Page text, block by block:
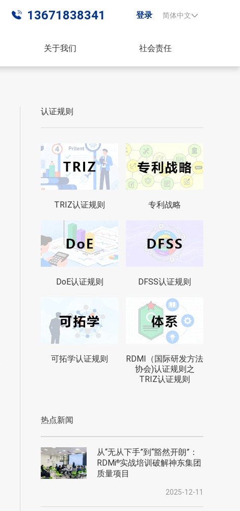
13671838341 登录 简体中文
关于我们 社会责任
认证规则
TRIZ认证规则 专利战略
DoE认证规则 DFSS认证规则
可拓学认证规则
RDMI（国际研发方法
协会)认证规则之
TRIZ认证规则
热点新闻
从“无从下手”到“豁然开朗”：
RDMi®实战培训破解神东集团
质量项目
2025-12-11